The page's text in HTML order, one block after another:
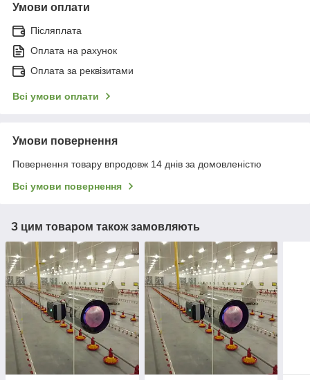
Умови оплати
Післяплата
Оплата на рахунок
Оплата за реквізитами
Всі умови оплати
Умови повернення
Повернення товару впродовж 14 днів за домовленістю
Всі умови повернення
З цим товаром також замовляють